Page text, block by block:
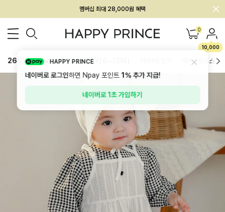
회원전용 아울렛, 가입하면 ~60% 할인!
멤버십 최대 28,000원 혜택 0
10,000
26SS 신상 BEST BABY[6~12M] 하의/레깅스
HAPPY PRINCE
네이버로 로그인하면 Npay 포인트1%추가 지급!
네이버로 1초 가입하기